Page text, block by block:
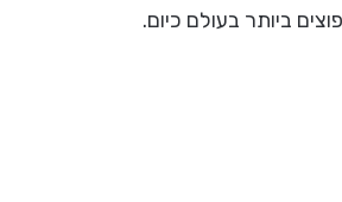
ביותר בעולם כיום.